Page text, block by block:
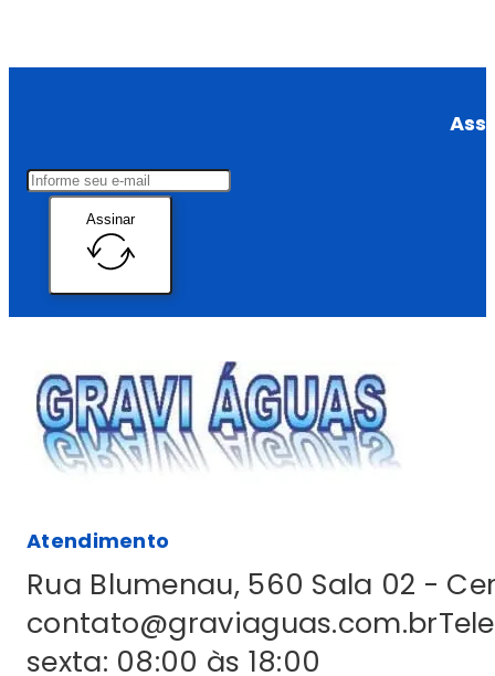
Assinar
Atendimento
Rua Blumenau, 560 Sala 02 -
contato@graviaguas.com.br
sexta: 08:00 às 18:00